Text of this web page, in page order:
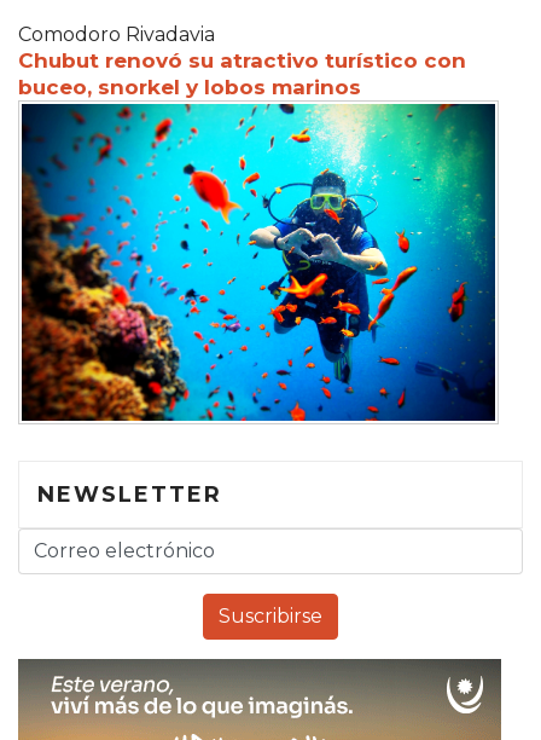
Comodoro Rivadavia
Chubut renovó su atractivo turístico con
buceo, snorkel y lobos marinos
NEWSLETTER